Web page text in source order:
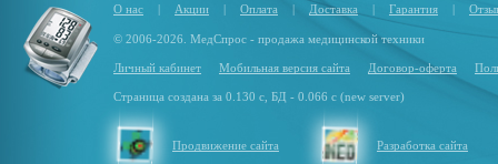
О нас | Акции | Оплата | Доставка | Гарантия |
© 2006-2026. МедСпрос - продажа медицинской техники
Личный кабинет Мобильная версия сайта Договор-оферта
Страница создана за 0.130 с, БД - 0.066 с (new server)
Продвижение сайта Разработка сайта